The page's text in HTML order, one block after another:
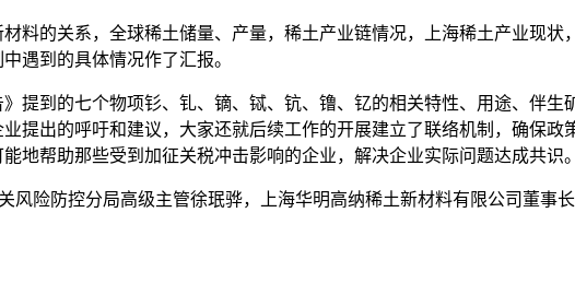
料的关系，全球稀土储量、产量，稀土产业链情况，上海稀土产业现状
遇到的具体情况作了汇报。
提到的七个物项钐、钆、镝、铽、钪、镥、钇的相关特性、用途、伴生
提出的呼吁和建议，大家还就后续工作的开展建立了联络机制，确保政
地帮助那些受到加征关税冲击影响的企业，解决企业实际问题达成共识。
险防控分局高级主管徐珉骅，上海华明高纳稀土新材料有限公司董事